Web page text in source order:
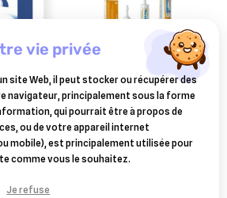
CEVA SANTE ANIMALE
diarsanyl pate anti-
diarrhée 24 ml
14,75 €
vie privée
site Web, il peut stocker ou récupérer des
navigateur, principalement sous la forme
qui pourrait être à propos de
ou de votre appareil internet
mobile), est principalement utilisée pour
comme vous le souhaitez.
Je refuse